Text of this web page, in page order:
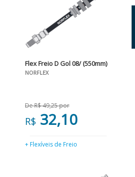
Flex Freio D Gol 08/ (550mm)
NORFLEX
De R$ 49,25 por
R$ 32,10
+ Flexíveis de Freio